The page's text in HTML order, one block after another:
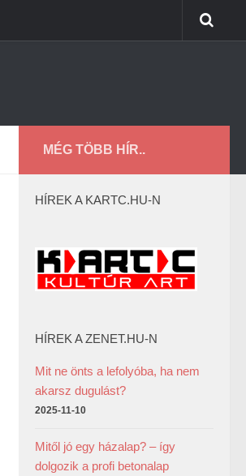
MÉG TÖBB HÍR..
HÍREK A KARTC.HU-N
HÍREK A ZENET.HU-N
Mit ne önts a lefolyóba, ha nem
akarsz dugulást?
2025-11-10
Mitől jó egy házalap? – így
dolgozik a profi betonalap